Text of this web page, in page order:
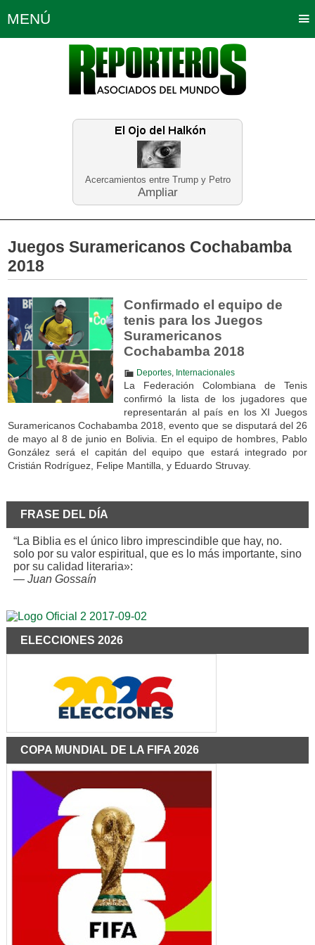
Acercamientos entre Trump y Petro
Ampliar
MENÚ
Política Opinión Bogotá
Planeta Tierra Deportes
Educación Neira
Juegos Suramericanos Cochabamba
2018
Confirmado el equipo de
tenis para los Juegos
Suramericanos
Cochabamba 2018
Deportes, Internacionales
La Federación Colombiana de Tenis
confirmó la lista de los jugadores que
representarán al país en los XI Juegos
Suramericanos Cochabamba 2018, evento que se disputará del 26
de mayo al 8 de junio en Bolivia. En el equipo de hombres, Pablo
González será el capitán del equipo que estará integrado por
Cristián Rodríguez, Felipe Mantilla, y Eduardo Struvay.
FRASE DEL DÍA
“La Biblia es el único libro imprescindible que hay, no.
solo por su valor espiritual, que es lo más importante, sino
por su calidad literaria»:
— Juan Gossaín
ELECCIONES 2026
COPA MUNDIAL DE LA FIFA 2026